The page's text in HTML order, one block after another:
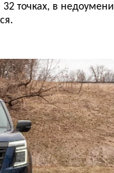
точках, в недоумени